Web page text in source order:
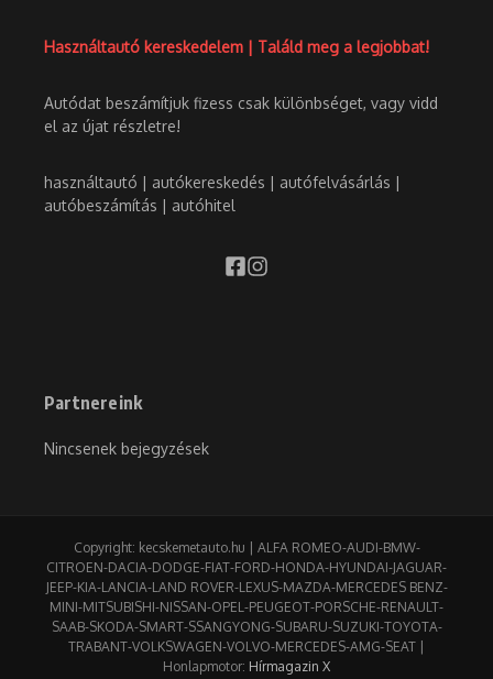
Használtautó kereskedelem | Találd meg a legjobbat!
Autódat beszámítjuk fizess csak különbséget, vagy vidd
el az újat részletre!
használtautó | autókereskedés | autófelvásárlás |
autóbeszámítás | autóhitel
Partnereink
Nincsenek bejegyzések
Copyright: kecskemetauto.hu | ALFA ROMEO-AUDI-BMW-
CITROEN-DACIA-DODGE-FIAT-FORD-HONDA-HYUNDAI-JAGUAR-
JEEP-KIA-LANCIA-LAND ROVER-LEXUS-MAZDA-MERCEDES BENZ-
MINI-MITSUBISHI-NISSAN-OPEL-PEUGEOT-PORSCHE-RENAULT-
SAAB-SKODA-SMART-SSANGYONG-SUBARU-SUZUKI-TOYOTA-
TRABANT-VOLKSWAGEN-VOLVO-MERCEDES-AMG-SEAT |
Honlapmotor: Hírmagazin X